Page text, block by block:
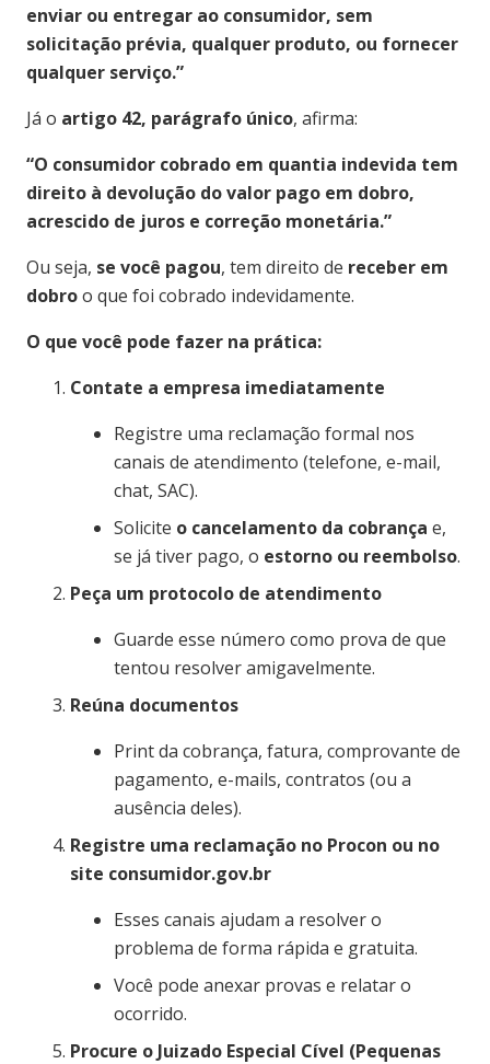
enviar ou entregar ao consumidor, sem
solicitação prévia, qualquer produto, ou fornecer
qualquer serviço.”
Já o artigo 42, parágrafo único, afirma:
“O consumidor cobrado em quantia indevida tem
direito à devolução do valor pago em dobro,
acrescido de juros e correção monetária.”
Ou seja, se você pagou, tem direito de receber em
dobroo que foi cobrado indevidamente.
O que você pode fazer na prática:
Contate a empresa imediatamente
Registre uma reclamação formal nos
canais de atendimento (telefone, e-mail,
chat, SAC).
Solicite o cancelamento da cobrança e,
se já tiver pago, o estorno ou reembolso.
Peça um protocolo de atendimento
Guarde esse número como prova de que
tentou resolver amigavelmente.
Reúna documentos
Print da cobrança, fatura, comprovante de
pagamento, e-mails, contratos (ou a
ausência deles).
Registre uma reclamação no Procon ou no
site consumidor.gov.br
Esses canais ajudam a resolver o
problema de forma rápida e gratuita.
Você pode anexar provas e relatar o
ocorrido.
Procure o Juizado Especial Cível (Pequenas